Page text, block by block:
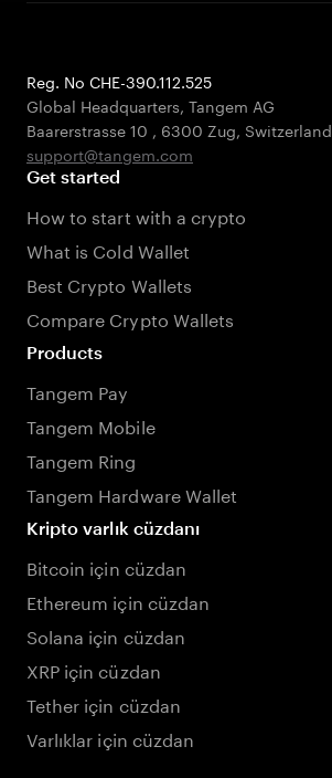
Reg. No CHE-390.112.525
Global Headquarters, Tangem AG
Baarerstrasse 10 , 6300 Zug, Switzerland
support@tangem.com
Get started
How to start with a crypto
What is Cold Wallet
Best Crypto Wallets
Compare Crypto Wallets
Products
Tangem Pay
Tangem Mobile
Tangem Ring
Tangem Hardware Wallet
Kripto varlık cüzdanı
Bitcoin için cüzdan
Ethereum için cüzdan
Solana için cüzdan
XRP için cüzdan
Tether için cüzdan
Varlıklar için cüzdan